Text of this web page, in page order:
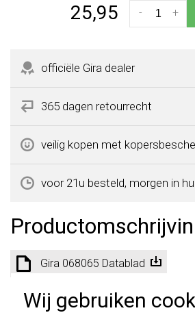
Wij gebruiken
25,95 +
-
officiële Gira dealer
365 dagen retourrecht
veilig kopen met
voor 21u besteld, morgen in
Gira 068065 Datablad
Technische